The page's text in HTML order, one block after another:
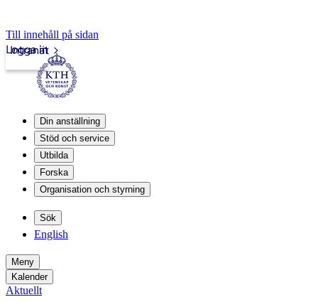
Till innehåll på sidan
Intranät
Logga in
Din anställning
Stöd och service
Utbilda
Forska
Organisation och styrning
Sök
English
Meny
Kalender
Aktuellt